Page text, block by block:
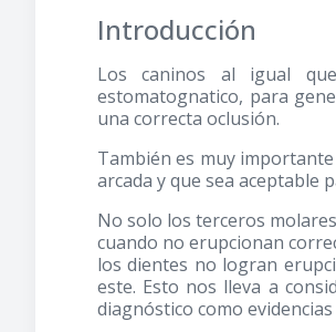
Introducción
Los caninos al igual
estomatognatico, para
una correcta oclusión.
También es muy
arcada y que sea aceptable
No solo los terceros
cuando no erupcionan
los dientes no logran
este. Esto nos lleva a
diagnóstico como